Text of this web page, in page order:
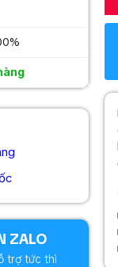
ZALO
trợ tức thì